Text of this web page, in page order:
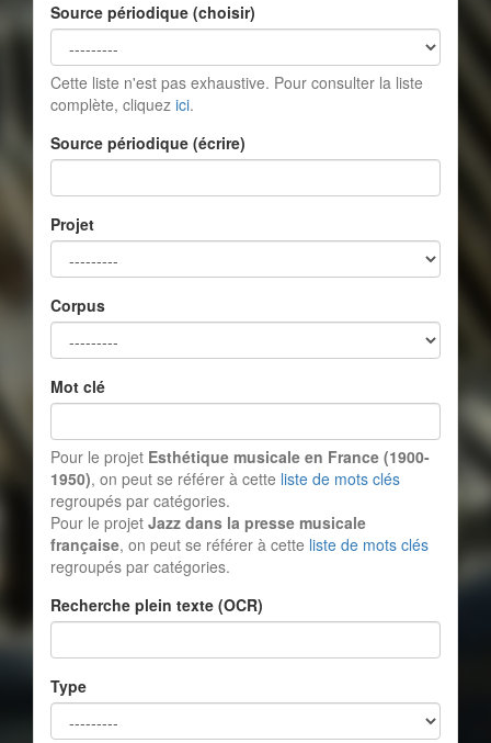
Source périodique (choisir)
Cette liste n'est pas exhaustive. Pour consulter la liste
complète, cliquez ici.
Source périodique (écrire)
Projet
Corpus
Mot clé
Pour le projet Esthétique musicale en France (1900-
1950), on peut se référer à cette liste de mots clés
regroupés par catégories.
Pour le projet Jazz dans la presse musicale
française, on peut se référer à cette liste de mots clés
regroupés par catégories.
Recherche plein texte (OCR)
Type